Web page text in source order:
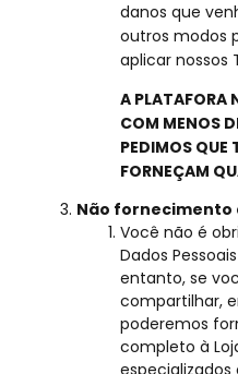
danos que
outros modos
aplicar nossos
A PLATAFORA
COM MENOS
PEDIMOS QUE
FORNEÇAM
Não fornecimento
Você não é
Dados
entanto, se
compartilhar,
poderemos
completo à